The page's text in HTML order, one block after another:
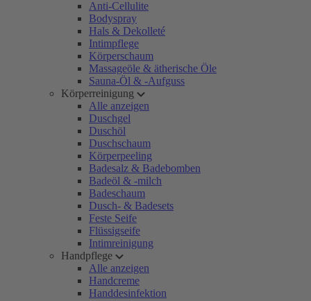
Anti-Cellulite
Bodyspray
Hals & Dekolleté
Intimpflege
Körperschaum
Massageöle & ätherische Öle
Sauna-Öl & -Aufguss
Körperreinigung
Alle anzeigen
Duschgel
Duschöl
Duschschaum
Körperpeeling
Badesalz & Badebomben
Badeöl & -milch
Badeschaum
Dusch- & Badesets
Feste Seife
Flüssigseife
Intimreinigung
Handpflege
Alle anzeigen
Handcreme
Handdesinfektion